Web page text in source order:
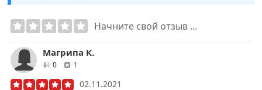
Начните свой отзыв ...
Магрипа К.
0друзей1
02.11.2021